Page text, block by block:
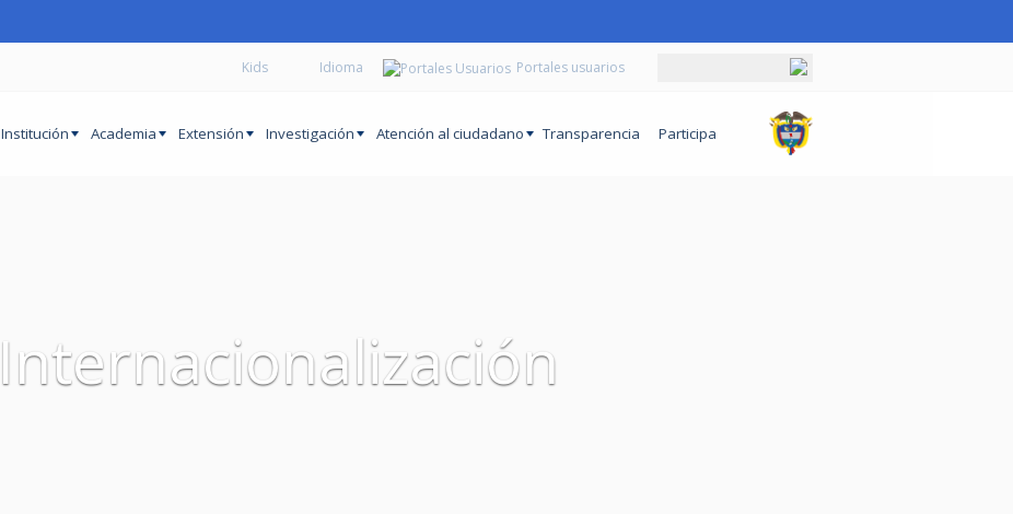
Kids Portales usuarios
Institución Academia Extensión Investigación Atención al ciudadano Transparencia Participa
Internacionalización